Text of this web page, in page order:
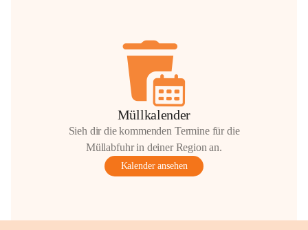
Müllkalender
Sieh dir die kommenden Termine für die
Müllabfuhr in deiner Region an.
Kalender ansehen